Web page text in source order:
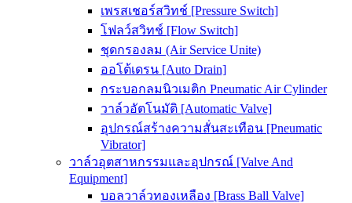
เพรสเชอร์สวิทช์ [Pressure Switch]
โฟลว์สวิทช์ [Flow Switch]
ชุดกรองลม (Air Service Unite)
ออโต้เดรน [Auto Drain]
กระบอกลมนิวเมติก Pneumatic Air Cylinder
วาล์วอัตโนมัติ [Automatic Valve]
อุปกรณ์สร้างความสั่นสะเทือน [Pneumatic
Vibrator]
วาล์วอุตสาหกรรมและอุปกรณ์ [Valve And
Equipment]
บอลวาล์วทองเหลือง [Brass Ball Valve]